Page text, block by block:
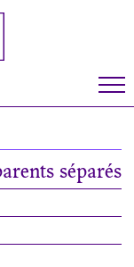
séparés